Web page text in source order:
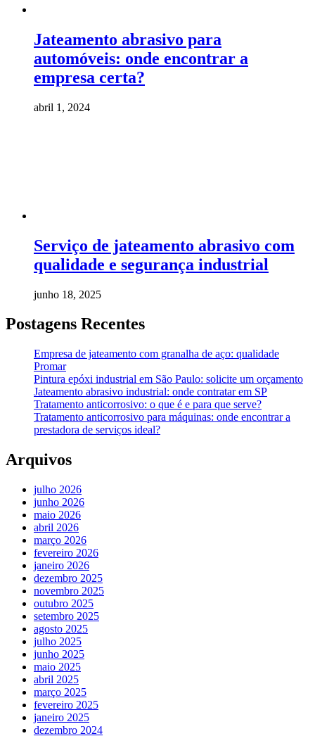
Jateamento abrasivo para
automóveis: onde encontrar a
empresa certa?
abril 1, 2024
Serviço de jateamento abrasivo com
qualidade e segurança industrial
junho 18, 2025
Postagens Recentes
Empresa de jateamento com granalha de aço: qualidade
Promar
Pintura epóxi industrial em São Paulo: solicite um orçamento
Jateamento abrasivo industrial: onde contratar em SP
Tratamento anticorrosivo: o que é e para que serve?
Tratamento anticorrosivo para máquinas: onde encontrar a
prestadora de serviços ideal?
Arquivos
julho 2026
junho 2026
maio 2026
abril 2026
março 2026
fevereiro 2026
janeiro 2026
dezembro 2025
novembro 2025
outubro 2025
setembro 2025
agosto 2025
julho 2025
junho 2025
maio 2025
abril 2025
março 2025
fevereiro 2025
janeiro 2025
dezembro 2024